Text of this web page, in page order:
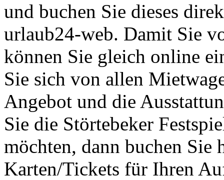
und buchen Sie dieses
urlaub24-web. Damit Sie
können Sie gleich online
Sie sich von allen
Angebot und die
Sie die Störtebeker
möchten, dann buchen
Karten/Tickets für Ihren